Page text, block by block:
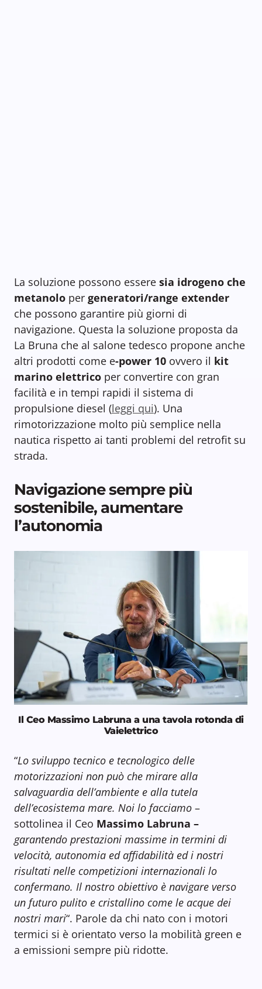
La soluzione possono essere sia idrogeno che
metanolo per generatori/range extender
che possono garantire più giorni di
navigazione. Questa la soluzione proposta da
La Bruna che al salone tedesco propone anche
altri prodotti come e-power 10 ovvero il kit
marino elettrico per convertire con gran
facilità e in tempi rapidi il sistema di
propulsione diesel (leggi qui). Una
rimotorizzazione molto più semplice nella
nautica rispetto ai tanti problemi del retrofit su
strada.
Navigazione sempre più
sostenibile, aumentare
l’autonomia
Il Ceo Massimo Labruna a una tavola rotonda di
Vaielettrico
“Lo sviluppo tecnico e tecnologico delle
motorizzazioni non può che mirare alla
salvaguardia dell’ambiente e alla tutela
dell’ecosistema mare. Noi lo facciamo –
sottolinea il Ceo Massimo Labruna –
garantendo prestazioni massime in termini di
velocità, autonomia ed affidabilità ed i nostri
risultati nelle competizioni internazionali lo
confermano. Il nostro obiettivo è navigare verso
un futuro pulito e cristallino come le acque dei
nostri mari“. Parole da chi nato con i motori
termici si è orientato verso la mobilità green e
a emissioni sempre più ridotte.